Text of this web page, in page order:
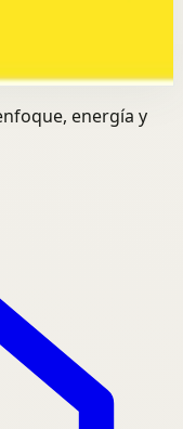
si compras
energía y